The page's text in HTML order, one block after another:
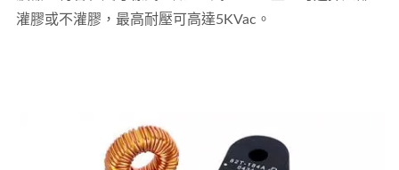
灌膠或不灌膠，最高耐壓可高達5KVac。